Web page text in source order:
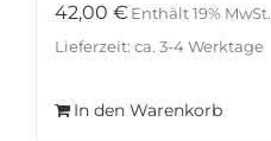
42,00 € Enthält 19% MwSt.
Lieferzeit: ca. 3-4 Werktage
In den Warenkorb